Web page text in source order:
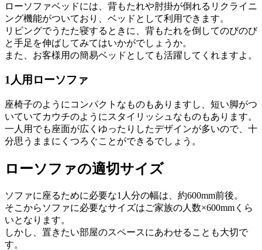
ローソファベッドには、背もたれや肘掛が倒れるリクライニ
ング機能がついており、ベッドとして利用できます。
リビングでうたた寝するときに、背もたれを倒してのびのび
と手足を伸ばしてみてはいかがでしょうか。
また、お客様用の簡易ベッドとしても活躍してくれますよ。
1人用ローソファ
座椅子のようにコンパクトなものもありますし、短い脚がつ
いていてカウチのようにスタイリッシュなものもあります。
一人用でも座面が広くゆったりしたデザインが多いので、十
分思うままにくつろぐことができるでしょう。
ローソファの適切サイズ
ソファに座るために必要な1人分の幅は、約600mm前後。
そこからソファに必要なサイズはご家族の人数×600mmくら
いとなります。
しかし、置きたい部屋のスペースにあわせることも大切で
す。